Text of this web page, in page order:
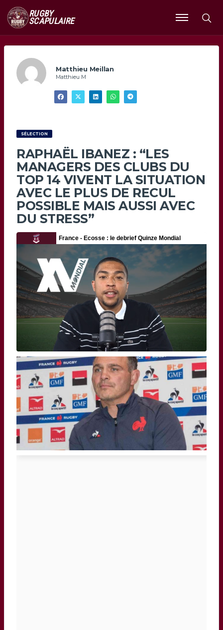
RUGBY
SCAPULAIRE
Ouvrir
le
Matthieu Meillan
Matthieu M
SÉLECTION
RAPHAËL IBANEZ : “LES
MANAGERS DES CLUBS DU
TOP 14 VIVENT LA SITUATION
AVEC LE PLUS DE RECUL
POSSIBLE MAIS AUSSI AVEC
DU STRESS”